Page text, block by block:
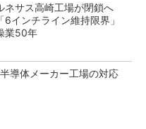
ネサス高崎工場が閉鎖へ
「6インチライン維持限界」
業50年
導体メーカー工場の対応